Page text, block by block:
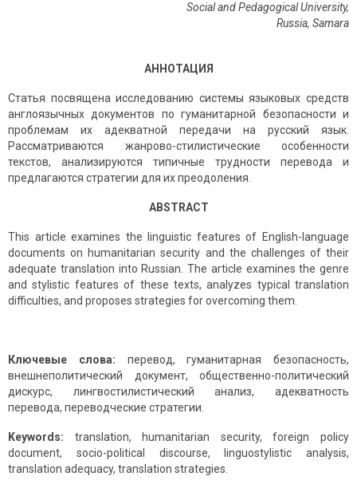
Social and Pedagogical University,
Russia, Samara
АННОТАЦИЯ
Статья посвящена исследованию системы языковых средств
англоязычных документов по гуманитарной безопасности и
проблемам их адекватной передачи на русский язык.
Рассматриваются жанрово-стилистические особенности
текстов, анализируются типичные трудности перевода и
предлагаются стратегии для их преодоления.
ABSTRACT
This article examines the linguistic features of English-language
documents on humanitarian security and the challenges of their
adequate translation into Russian. The article examines the genre
and stylistic features of these texts, analyzes typical translation
difficulties, and proposes strategies for overcoming them.
Ключевые слова: перевод, гуманитарная безопасность,
внешнеполитический документ, общественно-политический
дискурс, лингвостилистический анализ, адекватность
перевода, переводческие стратегии.
Keywords: translation, humanitarian security, foreign policy
document, socio-political discourse, linguostylistic analysis,
translation adequacy, translation strategies.